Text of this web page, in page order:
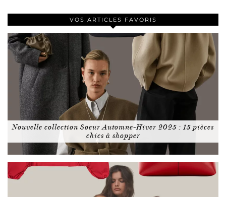
VOS ARTICLES FAVORIS
Nouvelle collection Soeur Automne-Hiver 2025 : 15 pièces
chics à shopper